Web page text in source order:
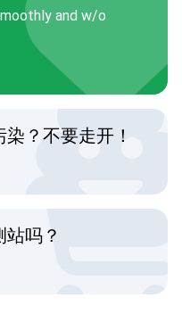
and w/o
？不要走开！
吗？